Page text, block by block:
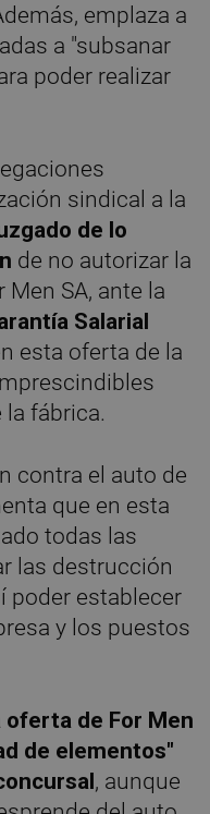
emplaza a
a "subsanar
poder realizar
sindical a la
de lo
de no autorizar la
Men SA, ante la
Salarial
esta oferta de la
fábrica.
contra el auto de
que en esta
todas las
las destrucción
poder establecer
y los puestos
oferta de For Men
de elementos"
, aunque